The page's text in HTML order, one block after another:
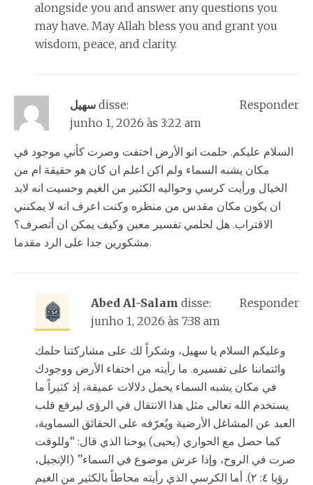
alongside you and answer any questions you
may have. May Allah bless you and grant you
wisdom, peace, and clarity.
سهيل disse:
junho 1, 2026 às 3:22 am
السلام عليكم. حلمت انو الأرض اختفت وصرت كأني موجود في
مكان يشبه السماء ولم اكن اعلم ان كان هو حقيقة ام من
الخيال ورأيت كرسي وحواليه الكثير من الغيم وحسيت انه لابد
ان يكون مكان مقدس من منظره وكنت اعرف انه لا يمكنني
الاقتراب. هل لحلمي تفسير معين وكيف يمكن ان أتصرف؟
مشكورين جدا على الرد مقدما.
Responder
Abed Al-Salam disse:
junho 1, 2026 às 7:38 am
وعليكم السلام يا سهيل، وشكراً لك على مشاركتنا حلمك
وائتماننا على تفسيره. ما رأيته من اختفاء الأرض ووجودك
في مكان يشبه السماء يحمل دلالات عميقة، إذ كثيراً ما
يستخدم الله تعالى مثل هذا الانتقال في الرؤى ليرفع قلب
العبد عن المشاغل الأرضية ويُعرّفه على الحقائق السماوية،
كما حصل مع الحواري (يحيى) يوحنا الذي قال: “وللوقت
صرت في الروح، وإذا عرش موضوع في السماء” (الإنجيل،
رؤيا ٤: ٢). أما الكرسي الذي رأيته محاطاً بالكثير من الغيم
Responder